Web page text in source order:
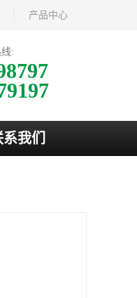
产品中心
:
我们